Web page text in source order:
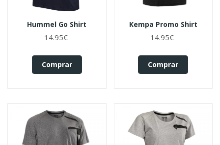
Hummel Go Shirt
14.95€
Comprar
Kempa Promo Shirt
14.95€
Comprar